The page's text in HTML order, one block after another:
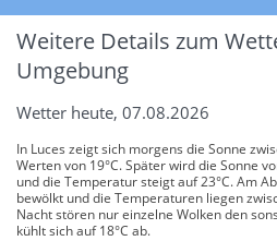
Weitere Details zum
Umgebung
Wetter heute, 07.08.2026
In Luces zeigt sich morgens die Sonne
Werten von 19°C. Später wird die Sonne
und die Temperatur steigt auf 23°C. Am
bewölkt und die Temperaturen liegen
Nacht stören nur einzelne Wolken den
kühlt sich auf 18°C ab.